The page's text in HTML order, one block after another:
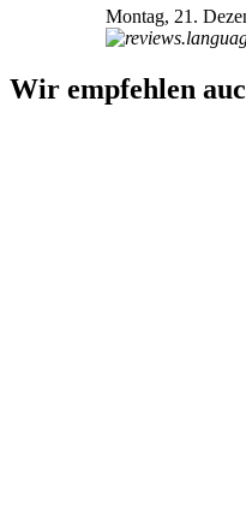
Montag, 21.
Wir empfehlen